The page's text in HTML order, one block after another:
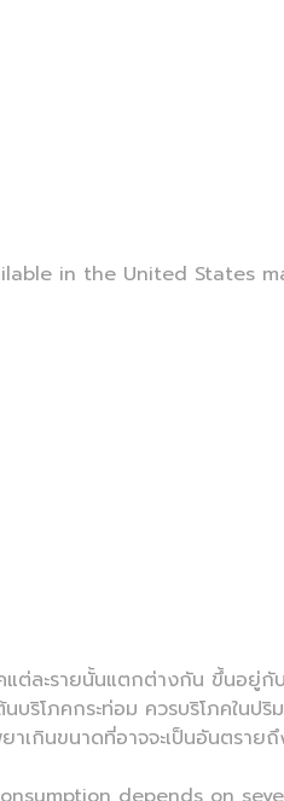
in the United States
แต่ละรายนั้นแตกต่างกัน ขึ้นอยู่
บริโภคกระท่อม ควรบริโภคใน
เกินขนาดที่อาจจะเป็นอันตราย